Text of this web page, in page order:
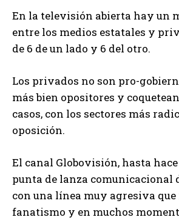
En la televisión abierta hay un
entre los medios estatales y
de 6 de un lado y 6 del otro.
Los privados no son pro-
más bien opositores y
casos, con los sectores más
oposición.
El canal Globovisión, hasta
punta de lanza comunicacional
con una línea muy agresiva que
fanatismo y en muchos